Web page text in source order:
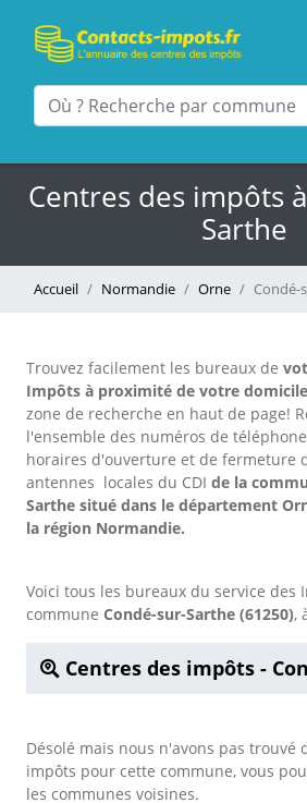
Centres des impôts
Sarthe
Accueil Normandie Orne Condé-
Trouvez facilement les bureaux de
Impôts à proximité de votre domicile
zone de recherche en haut de page!
l'ensemble des numéros de
horaires d'ouverture et de fermeture
antennes locales du CDI de la
Sarthe situé dans le département
la région Normandie.
Voici tous les bureaux du service des
commune Condé-sur-Sarthe (61250),
Centres des impôts -
Désolé mais nous n'avons pas trouvé
impôts pour cette commune, vous
les communes voisines.